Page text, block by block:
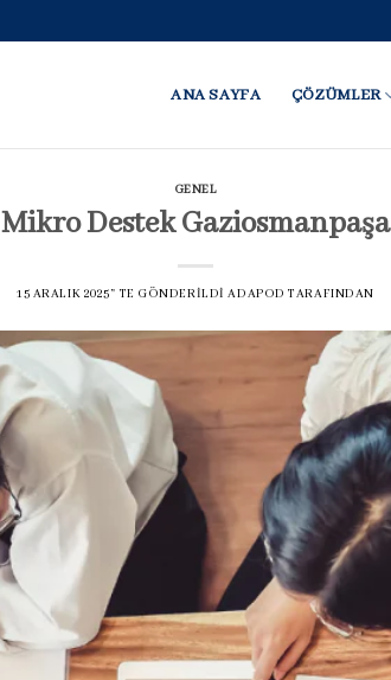
ANA SAYFA ÇÖZÜMLER
GENEL
Mikro Destek Gaziosmanpaşa
15 ARALIK 2025’' TE GÖNDERILDI ADAPOD TARAFINDAN